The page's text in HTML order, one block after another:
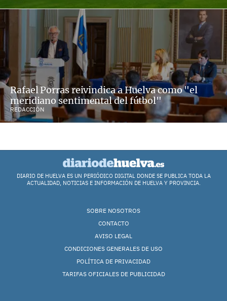
Rafael Porras reivindica a Huelva como "el
meridiano sentimental del fútbol"
REDACCIÓN
DIARIO DE HUELVA ES UN PERIÓDICO DIGITAL DONDE SE PUBLICA TODA LA
ACTUALIDAD, NOTICIAS E INFORMACIÓN DE HUELVA Y PROVINCIA.
SOBRE NOSOTROS
CONTACTO
AVISO LEGAL
CONDICIONES GENERALES DE USO
POLÍTICA DE PRIVACIDAD
TARIFAS OFICIALES DE PUBLICIDAD